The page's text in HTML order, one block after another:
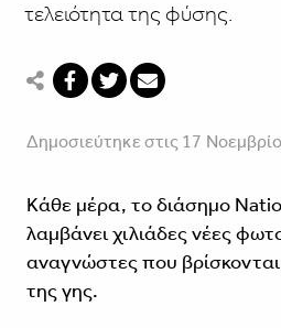
τελειότητα της φύσης.
Δημοσιεύτηκε στις 17
Κάθε μέρα, το διάσημο
λαμβάνει χιλιάδες νέες
αναγνώστες που
της γης.